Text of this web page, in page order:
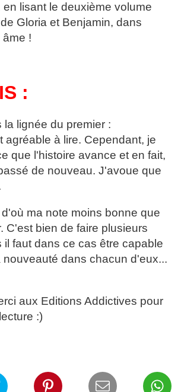
lisant le deuxième volume
Gloria et Benjamin, dans
!
:
la lignée du premier :
agréable à lire. Cependant, je
que l'histoire avance et en fait,
de nouveau. J'avoue que
ma note moins bonne que
C'est bien de faire plusieurs
il faut dans ce cas être capable
nouveauté dans chacun d'eux...
aux Editions Addictives pour
:)